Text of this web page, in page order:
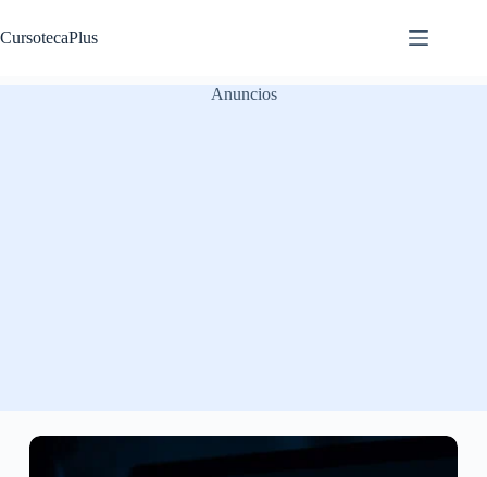
al
contenido
CursotecaPlus
Anuncios